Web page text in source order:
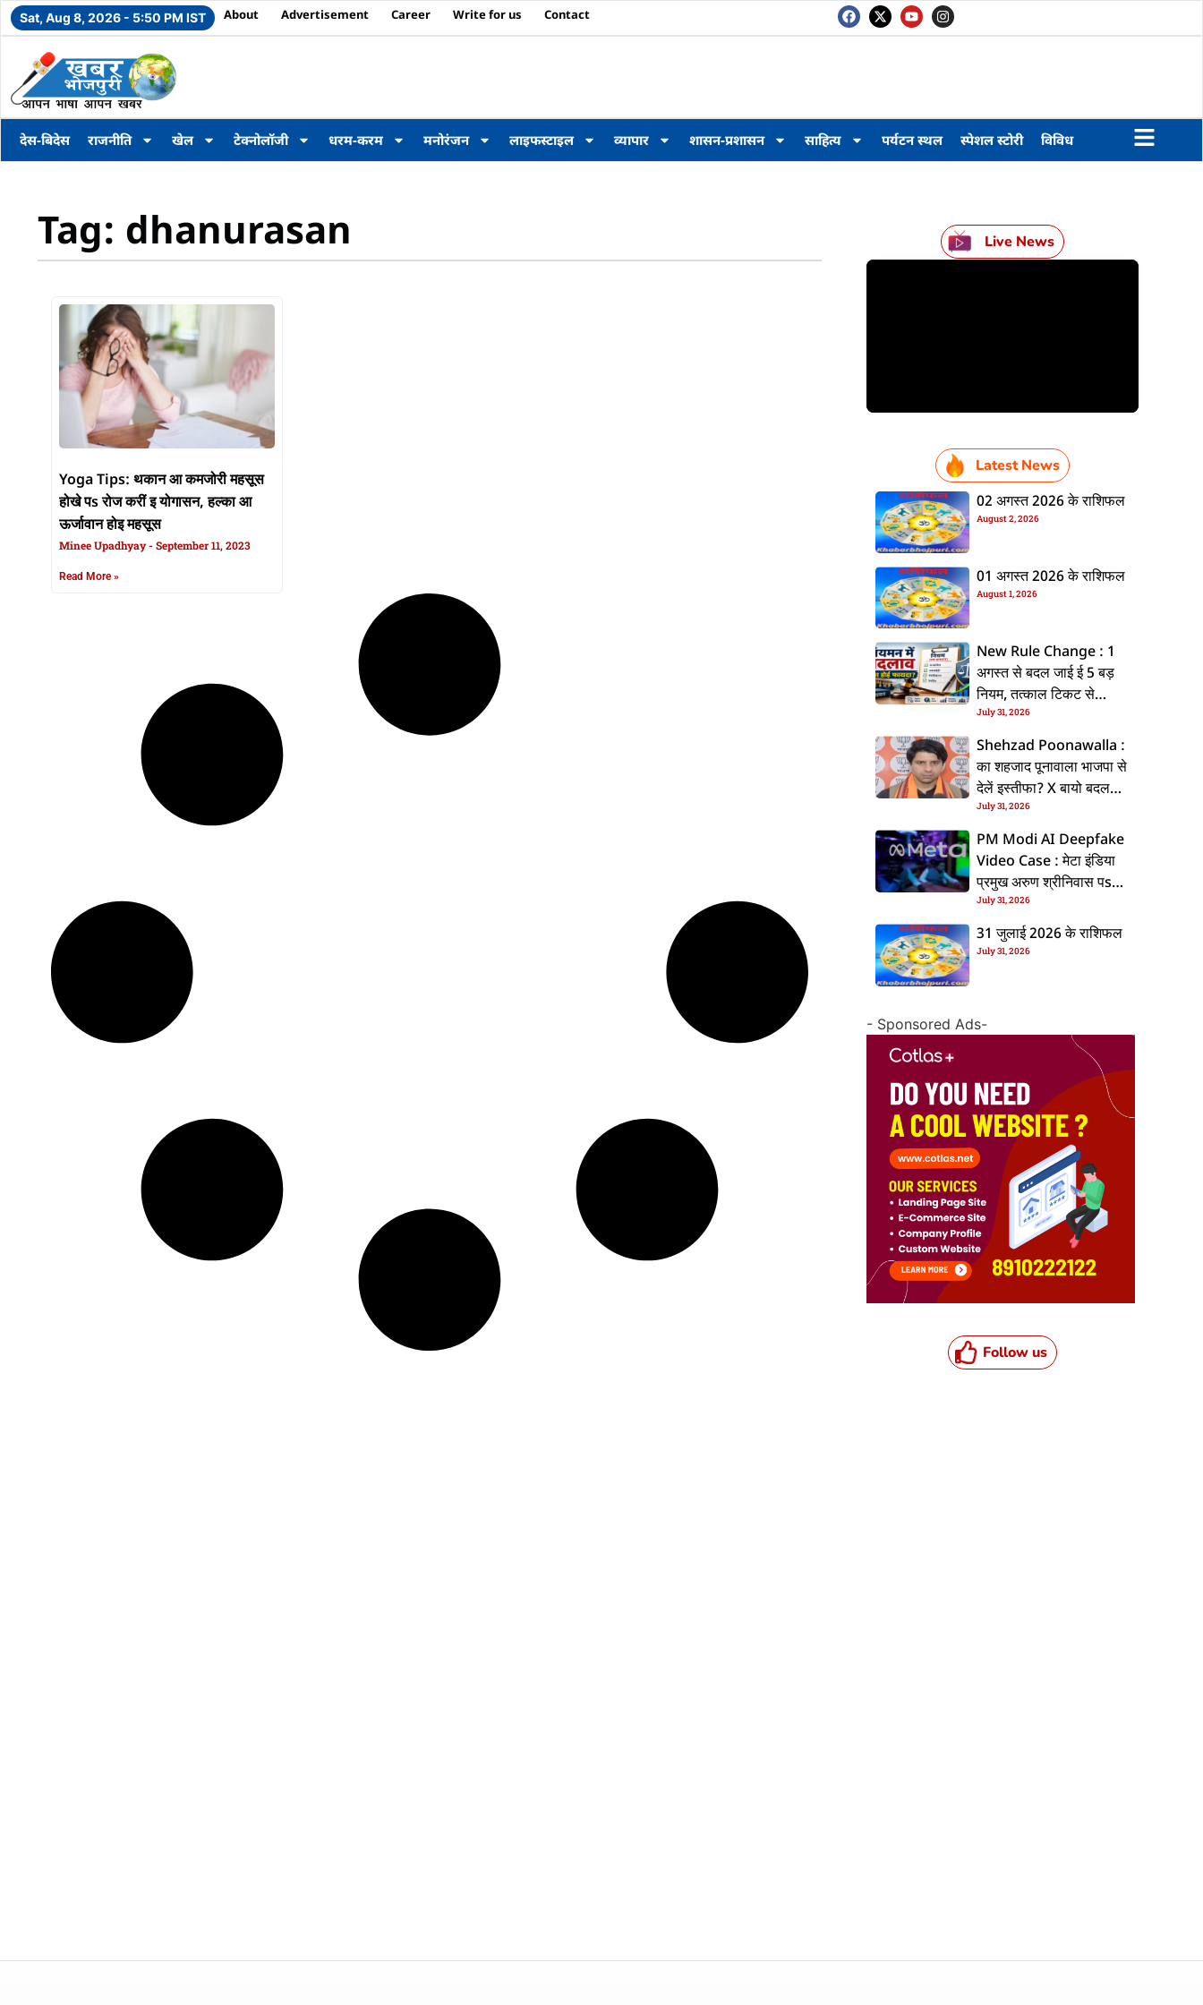
Sat, Aug 8, 2026 - 5:50 PM IST About Advertisement Career Write for us Contact
देस-बिदेस राजनीति खेल टेक्नोलॉजी धरम-करम मनोरंजन लाइफस्टाइल व्यापार शासन-प्रशासन साहित्य पर्यटन स्थल स्पेशल स्टोरी विविध
Tag: dhanurasan
Yoga Tips: थकान आ कमजोरी महसूस
होखे पs रोज करीं इ योगासन, हल्का आ
ऊर्जावान होइ महसूस
Minee Upadhyay September 11, 2023
Read More »
Live News
Latest News
02 अगस्त 2026 के राशिफल
August 2, 2026
01 अगस्त 2026 के राशिफल
August 1, 2026
New Rule Change : 1
अगस्त से बदल जाई ई 5 बड़
नियम, तत्काल टिकट से
CKYC तक जानीं नया अपडेट
July 31, 2026
Shehzad Poonawalla :
का शहजाद पूनावाला भाजपा से
देलें इस्तीफा? X बायो बदलला
के बाद बढ़ल चरचा, जानीं पूरा
ममिला
July 31, 2026
PM Modi AI Deepfake
Video Case : मेटा इंडिया
प्रमुख अरुण श्रीनिवास पs
एफआईआर, जानीं पूरा ममिला
July 31, 2026
31 जुलाई 2026 के राशिफल
July 31, 2026
- Sponsored Ads-
Follow us